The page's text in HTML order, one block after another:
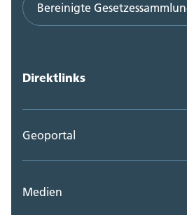
Bereinigte
Direktlinks
Geoportal
Medien